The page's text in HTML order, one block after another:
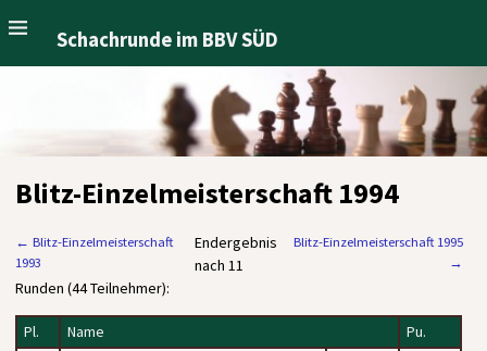
Schachrunde im BBV SÜD
Blitz-Einzelmeisterschaft 1994
← Blitz-Einzelmeisterschaft
1993
Blitz-Einzelmeisterschaft 1995
→
Endergebnis
nach 11
Runden (44 Teilnehmer):
Pl. Name
Pu.